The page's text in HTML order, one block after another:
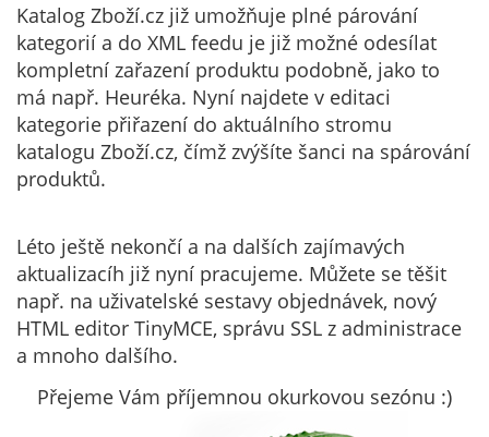
Katalog Zboží.cz již umožňuje plné párování
kategorií a do XML feedu je již možné odesílat
kompletní zařazení produktu podobně, jako to
má např. Heuréka. Nyní najdete v editaci
kategorie přiřazení do aktuálního stromu
katalogu Zboží.cz, čímž zvýšíte šanci na spárování
produktů.
Léto ještě nekončí a na dalších zajímavých
aktualizacíh již nyní pracujeme. Můžete se těšit
např. na uživatelské sestavy objednávek, nový
HTML editor TinyMCE, správu SSL z administrace
a mnoho dalšího.
Přejeme Vám příjemnou okurkovou sezónu :)